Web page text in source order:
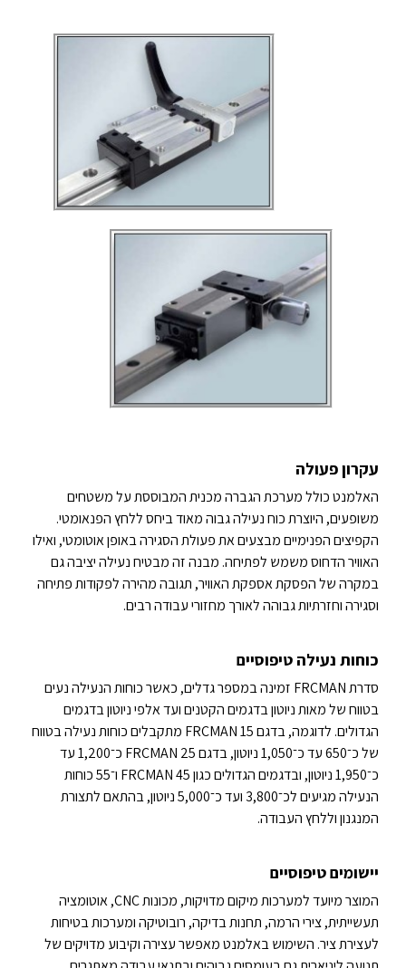
עקרון פעולה
האלמנט כולל מערכת הגברה מכנית המבוססת על משטחים
משופעים, היוצרת כוח נעילה גבוה מאוד ביחס ללחץ הפנאומטי.
הקפיצים הפנימיים מבצעים את פעולת הסגירה באופן אוטומטי, ואילו
האוויר הדחוס משמש לפתיחה. מבנה זה מבטיח נעילה יציבה גם
במקרה של הפסקת אספקת האוויר, תגובה מהירה לפקודות פתיחה
וסגירה וחזרתיות גבוהה לאורך מחזורי עבודה רבים.
כוחות נעילה טיפוסיים
סדרת FRCMAN זמינה במספר גדלים, כאשר כוחות הנעילה נעים
בטווח של מאות ניוטון בדגמים הקטנים ועד אלפי ניוטון בדגמים
הגדולים. לדוגמה, בדגם FRCMAN 15 מתקבלים כוחות נעילה בטווח
של כ־650 עד כ־1,050 ניוטון, בדגם FRCMAN 25 כ־1,200 עד
כ־1,950 ניוטון, ובדגמים הגדולים כגון FRCMAN 45 ו־55 כוחות
הנעילה מגיעים לכ־3,800 ועד כ־5,000 ניוטון, בהתאם לתצורת
המנגנון וללחץ העבודה.
יישומים טיפוסיים
המוצר מיועד למערכות מיקום מדויקות, מכונות CNC, אוטומציה
תעשייתית, צירי הרמה, תחנות בדיקה, רובוטיקה ומערכות בטיחות
לעצירת ציר. השימוש באלמנט מאפשר עצירה וקיבוע מדויקים של